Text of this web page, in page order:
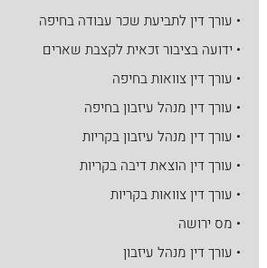
• עורך דין לתביעת שכר עבודה בחיפה
• ידועה בציבור זכאית לקצבת שארים
• עורך דין צוואות בחיפה
• עורך דין מנהל עיזבון בחיפה
• עורך דין מנהל עיזבון בקריות
• עורך דין הוצאת דיבה בקריות
• עורך דין צוואות בקריות
• מס ירושה
• עורך דין מנהל עיזבון